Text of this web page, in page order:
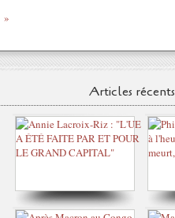
Articles récents